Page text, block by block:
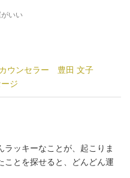
いい
カウンセラー 豊田 文子
ジ
ッキーなことが、起こりま
ことを探せると、どんどん運